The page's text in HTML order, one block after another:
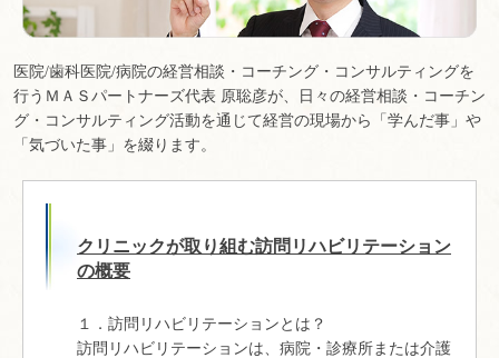
医院/歯科医院/病院の経営相談・コーチング・コンサルティングを
行うＭＡＳパートナーズ代表 原聡彦が、日々の経営相談・コーチン
グ・コンサルティング活動を通じて経営の現場から「学んだ事」や
「気づいた事」を綴ります。
クリニックが取り組む訪問リハビリテーション
の概要
１．訪問リハビリテーションとは？
訪問リハビリテーションは、病院・診療所または介護